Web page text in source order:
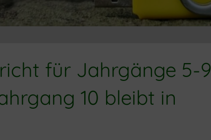
für Jahrgänge 5-9
10 bleibt in